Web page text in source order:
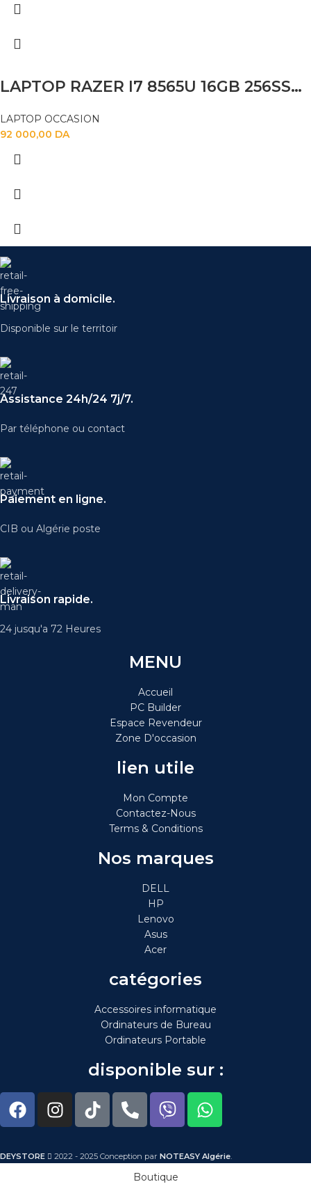
LAPTOP RAZER I7 8565U 16GB 256SSD MX 150 14″
LAPTOP OCCASION
92 000,00 DA
Livraison à domicile.
Disponible sur le territoir
Assistance 24h/24 7j/7.
Par téléphone ou contact
Paiement en ligne.
CIB ou Algérie poste
Livraison rapide.
24 jusqu'a 72 Heures
MENU
Accueil
PC Builder
Espace Revendeur
Zone D'occasion
lien utile
Mon Compte
Contactez-Nous
Terms & Conditions
Nos marques
DELL
HP
Lenovo
Asus
Acer
catégories
Accessoires informatique
Ordinateurs de Bureau
Ordinateurs Portable
disponible sur :
DEYSTORE 2022 - 2025 Conception par NOTEASY Algérie.
Boutique